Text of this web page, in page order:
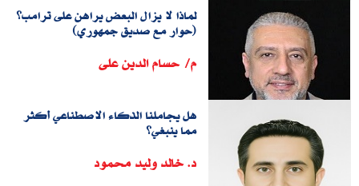
لماذا لا يزال البعض يراهن على ترامب؟
(حوار مع صديق جمهوري)
م/ حسام الدين على
هل يجاملنا الذكاء الاصطناعي أكثر
مما ينبغي؟
د. خالد وليد محمود